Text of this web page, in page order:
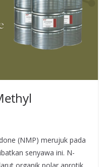
(NMP) merujuk pada
senyawa ini. N-
organik polar aprotik